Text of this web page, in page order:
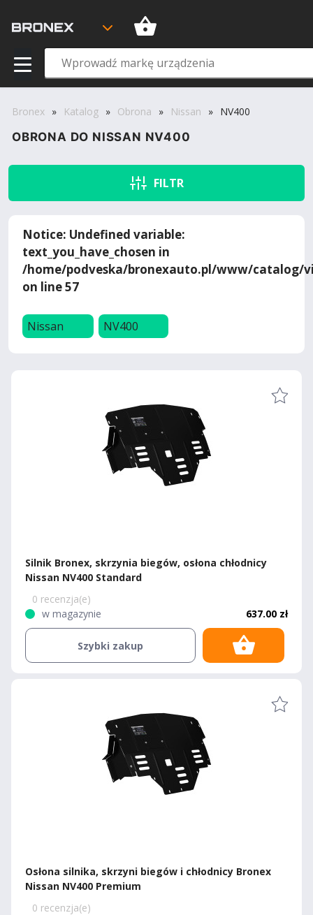
Bronex » Katalog » Obrona » Nissan » NV400
OBRONA DO NISSAN NV400
FILTR
Notice: Undefined variable:
text_you_have_chosen in
/home/podveska/bronexauto.pl/www/catalog/
on line57
Nissan NV400
Silnik Bronex, skrzynia biegów, osłona chłodnicy
Nissan NV400 Standard
0 recenzja(e)
w magazynie
637.00 zł
Szybki zakup
Osłona silnika, skrzyni biegów i chłodnicy Bronex
Nissan NV400 Premium
0 recenzja(e)